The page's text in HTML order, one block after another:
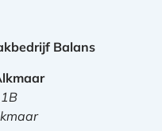
Balans